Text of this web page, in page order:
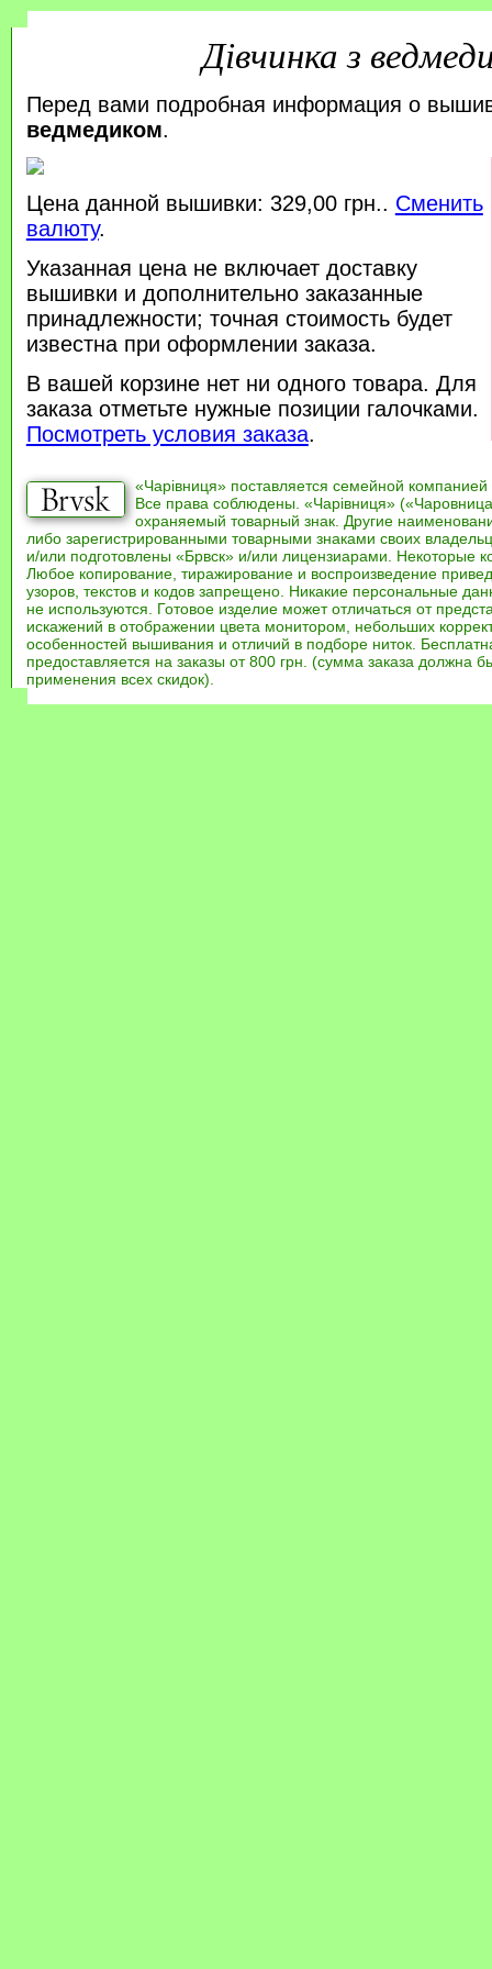
Дівчинка з
Перед вами подробная информация о
ведмедиком.
Цена данной вышивки: 329,00 грн.. Сменить
валюту.
Указанная цена не включает доставку
вышивки и дополнительно заказанные
принадлежности; точная стоимость будет
известна при оформлении заказа.
В вашей корзине нет ни одного товара. Для
заказа отметьте нужные позиции галочками.
Посмотреть условия заказа.
«Чарівниця» поставляется семейной компанией
Все права соблюдены. «Чарівниця»
охраняемый товарный знак. Другие
либо зарегистрированными товарными знаками своих
и/или подготовлены «Брвск» и/или лицензиарами. Некоторые
Любое копирование, тиражирование и воспроизведение
узоров, текстов и кодов запрещено. Никакие персональные
не используются. Готовое изделие может отличаться от
искажений в отображении цвета монитором, небольших
особенностей вышивания и отличий в подборе ниток.
предоставляется на заказы от 800 грн. (сумма заказа должна
применения всех скидок).